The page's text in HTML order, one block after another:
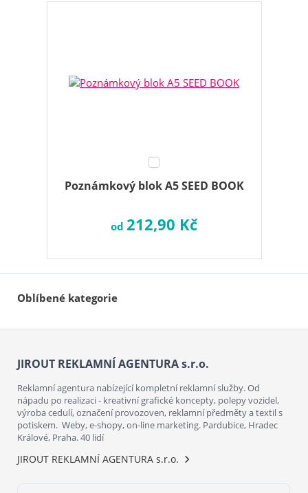
Poznámkový blok A5 SEED BOOK
od 212,90 Kč
Oblíbené kategorie
JIROUT REKLAMNÍ AGENTURA s.r.o.
Reklamní agentura nabízející kompletní reklamní služby. Od
nápadu po realizaci - kreativní grafické koncepty, polepy vozidel,
výroba cedulí, označení provozoven, reklamní předměty a textil s
potiskem. Weby, e-shopy, on-line marketing. Pardubice, Hradec
Králové, Praha. 40 lidí
JIROUT REKLAMNÍ AGENTURA s.r.o.